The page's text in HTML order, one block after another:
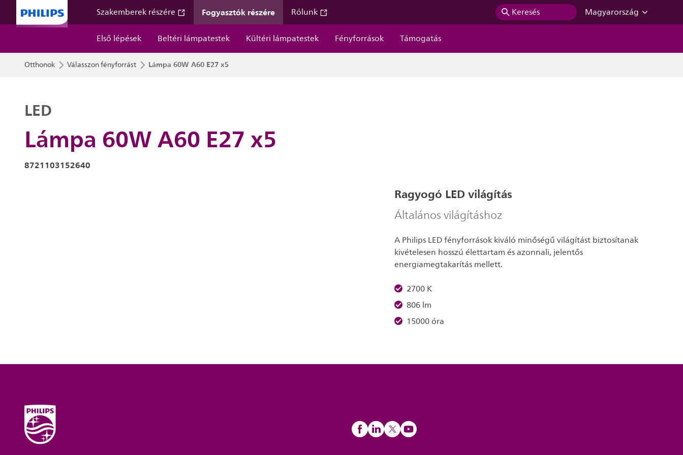
Szakemberek részére Fogyasztók részére Rólunk Keresés
Magyarország
Első lépések
Beltéri lámpatestek Kültéri lámpatestek Fényforrások Támogatás
Otthonok Válasszon fényforrást Lámpa 60W A60 E27 x5
Lámpa 60W A60 E27 x5
LED
8721103152640
Ragyogó LED világítás
Általános világításhoz
A Philips LED fényforrások kiváló minőségű világítást biztosítanak
kivételesen hosszú élettartam és azonnali, jelentős
energiamegtakarítás mellett.
2700 K
806 lm
15000 óra